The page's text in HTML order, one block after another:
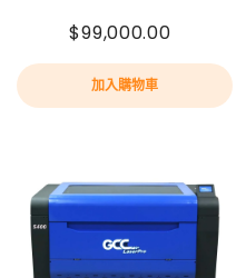
$99,000.00
加入購物車